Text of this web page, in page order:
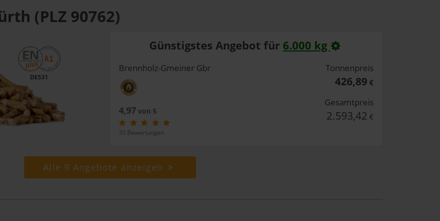
(PLZ 90762)
DE531
Günstigstes Angebot für 6.000 kg
Brennholz-Gmeiner Gbr
4,97von 5
35 Bewertungen
Tonnenpreis
426,89 €
Gesamtpreis
2.593,42 €
Alle 9 Angebote anzeigen